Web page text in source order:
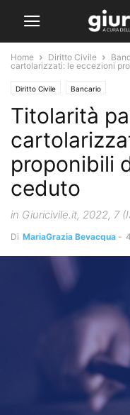
Home Diritto Civile
cartolarizzati: le eccezioni
Diritto Civile Bancario
Titolarità
proponibili
ceduto
in Giuricivile.it, 2022, 7
Di MariaGrazia Bevacqua -